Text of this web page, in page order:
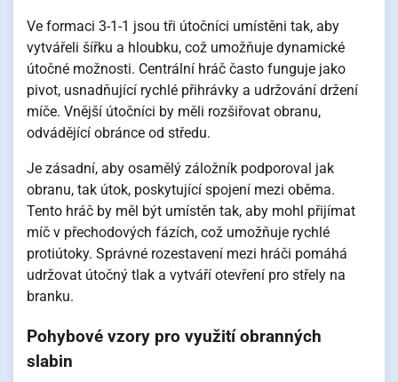
Ve formaci 3-1-1 jsou tři útočníci umístěni tak, aby
vytvářeli šířku a hloubku, což umožňuje dynamické
útočné možnosti. Centrální hráč často funguje jako
pivot, usnadňující rychlé přihrávky a udržování držení
míče. Vnější útočníci by měli rozšiřovat obranu,
odvádějící obránce od středu.
Je zásadní, aby osamělý záložník podporoval jak
obranu, tak útok, poskytující spojení mezi oběma.
Tento hráč by měl být umístěn tak, aby mohl přijímat
míč v přechodových fázích, což umožňuje rychlé
protiútoky. Správné rozestavení mezi hráči pomáhá
udržovat útočný tlak a vytváří otevření pro střely na
branku.
Pohybové vzory pro využití obranných
slabin